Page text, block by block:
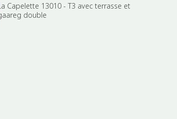
Capelette 13010 - T3 avec terrasse et
double